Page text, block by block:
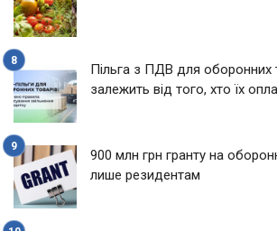
Пільга з ПДВ для оборонних
залежить від того, хто їх
900 млн грн гранту на
лише резидентам